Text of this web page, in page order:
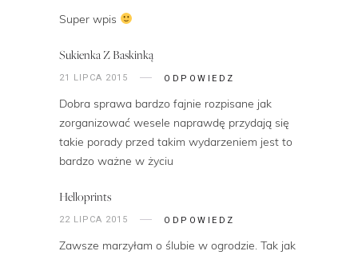
Super wpis
Sukienka Z Baskinką
21 LIPCA 2015 ODPOWIEDZ
Dobra sprawa bardzo fajnie rozpisane jak
zorganizować wesele naprawdę przydają się
takie porady przed takim wydarzeniem jest to
bardzo ważne w życiu
Helloprints
22 LIPCA 2015 ODPOWIEDZ
Zawsze marzyłam o ślubie w ogrodzie. Tak jak